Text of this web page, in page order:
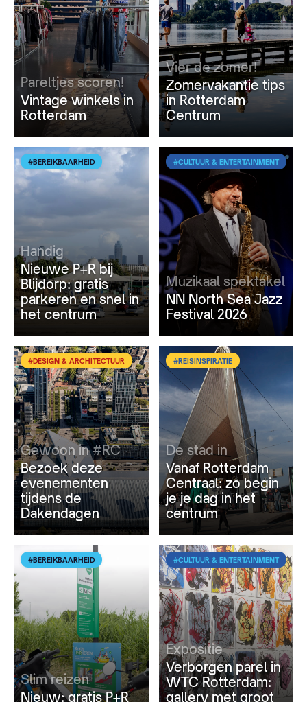
Pareltjes scoren!
Vintage winkels in
Rotterdam
Vier de zomer!
Zomervakantie tips
in Rotterdam
Centrum
#BEREIKBAARHEID
Handig
Nieuwe P+R bij
Blijdorp: gratis
parkeren en snel in
het centrum
#CULTUUR & ENTERTAINMENT
Muzikaal spektakel
NN North Sea Jazz
Festival 2026
#DESIGN & ARCHITECTUUR
Gewoon in #RC
Bezoek deze
evenementen
tijdens de
Dakendagen
#REISINSPIRATIE
De stad in
Vanaf Rotterdam
Centraal: zo begin
je je dag in het
centrum
#BEREIKBAARHEID
Slim reizen
Nieuw: gratis P+R
#CULTUUR & ENTERTAINMENT
Expositie
Verborgen parel in
WTC Rotterdam:
gallery met groot